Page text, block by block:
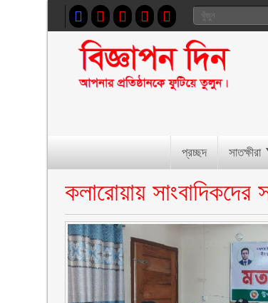
প্রচ্ছদ সাতক্ষীরা
কলারোয়ায়